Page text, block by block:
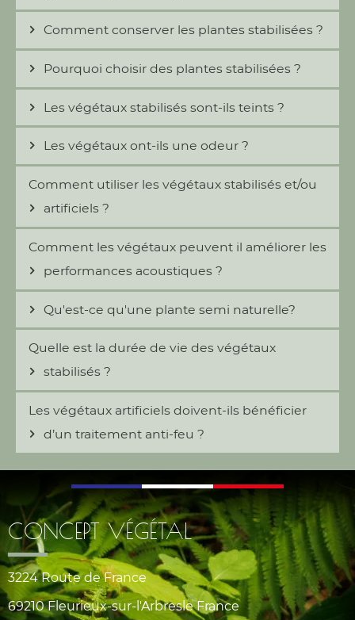
Comment conserver les plantes stabilisées ?
Pourquoi choisir des plantes stabilisées ?
Les végétaux stabilisés sont-ils teints ?
Les végétaux ont-ils une odeur ?
Comment utiliser les végétaux stabilisés et/ou
artificiels ?
Comment les végétaux peuvent il améliorer les
performances acoustiques ?
Qu'est-ce qu'une plante semi naturelle?
Quelle est la durée de vie des végétaux
stabilisés ?
Les végétaux artificiels doivent-ils bénéficier
d’un traitement anti-feu ?
CONCEPT VÉGÉTAL
3224 Route de France
69210 Fleurieux-sur-l'Arbresle France